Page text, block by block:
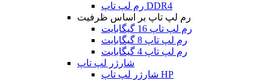
رم لپ تاپ DDR4
رم لپ تاپ بر اساس ظرفیت
رم لپ تاپ 16 گیگابایت
رم لپ تاپ 8 گیگابایت
رم لپ تاپ 4 گیگابایت
شارژر لپ تاپ
شارژر لپ تاپ HP